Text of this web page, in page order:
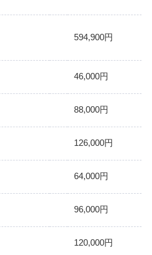
594,900円
46,000円
88,000円
126,000円
64,000円
96,000円
120,000円